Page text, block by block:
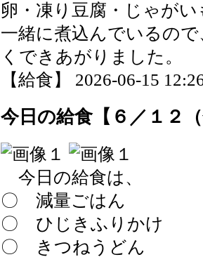
卵・凍り豆腐・じゃが
一緒に煮込んでいるの
くできあがりました。
【給食】 2026-06-15
今日の給食【６／１２
今日の給食は、
〇 減量ごはん
〇 ひじきふりかけ
〇 きつねうどん